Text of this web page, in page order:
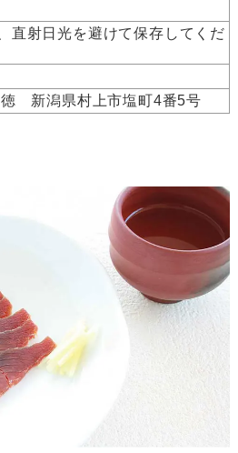
直射日光を避けて保存してくだ
新潟県村上市塩町4番5号